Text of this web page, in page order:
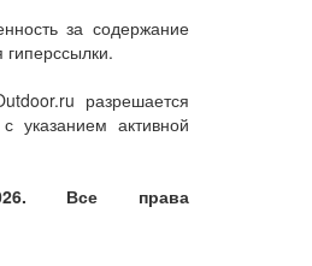
за содержание
разрешается
активной
Все права